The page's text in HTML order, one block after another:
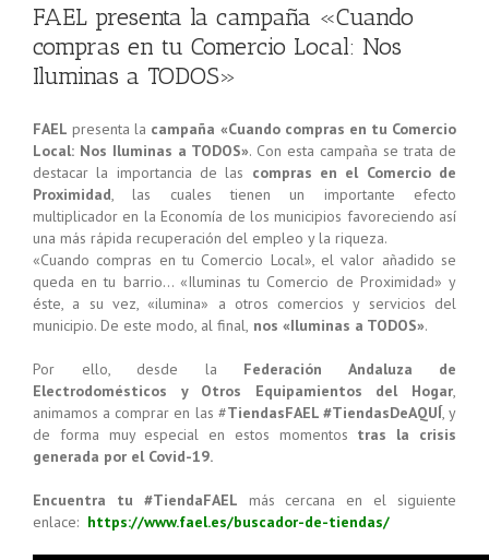
FAEL presenta la campaña «Cuando
compras en tu Comercio Local: Nos
Iluminas a TODOS»
FAEL presenta la campaña «Cuando compras en tu Comercio
Local: Nos Iluminas a TODOS». Con esta campaña se trata de
destacar la importancia de las compras en el Comercio de
Proximidad , las cuales tienen un importante efecto
multiplicador en la Economía de los municipios favoreciendo así
una más rápida recuperación del empleo y la riqueza.
«Cuando compras en tu Comercio Local», el valor añadido se
queda en tu barrio… «Iluminas tu Comercio de Proximidad» y
éste, a su vez, «ilumina» a otros comercios y servicios del
municipio. De este modo, al final, nos «Iluminas a TODOS».
Por ello, desde la Federación Andaluza de
Electrodomésticos y Otros Equipamientos del Hogar
animamos a comprar en las #TiendasFAEL #TiendasDeAQUÍ, y
de forma muy especial en estos momentos tras la crisis
generada por el Covid-19.
Encuentra tu #TiendaFAEL más cercana en el siguiente
enlace: https://www.fael.es/buscador-de-tiendas/